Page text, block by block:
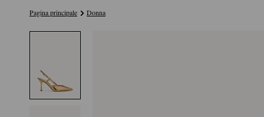
Pagina principale Donna